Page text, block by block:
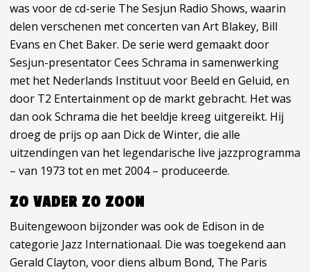
was voor de cd-serie The Sesjun Radio Shows, waarin
delen verschenen met concerten van Art Blakey, Bill
Evans en Chet Baker. De serie werd gemaakt door
Sesjun-presentator Cees Schrama in samenwerking
met het Nederlands Instituut voor Beeld en Geluid, en
door T2 Entertainment op de markt gebracht. Het was
dan ook Schrama die het beeldje kreeg uitgereikt. Hij
droeg de prijs op aan Dick de Winter, die alle
uitzendingen van het legendarische live jazzprogramma
– van 1973 tot en met 2004 – produceerde.
ZO VADER ZO ZOON
Buitengewoon bijzonder was ook de Edison in de
categorie Jazz Internationaal. Die was toegekend aan
Gerald Clayton, voor diens album Bond, The Paris